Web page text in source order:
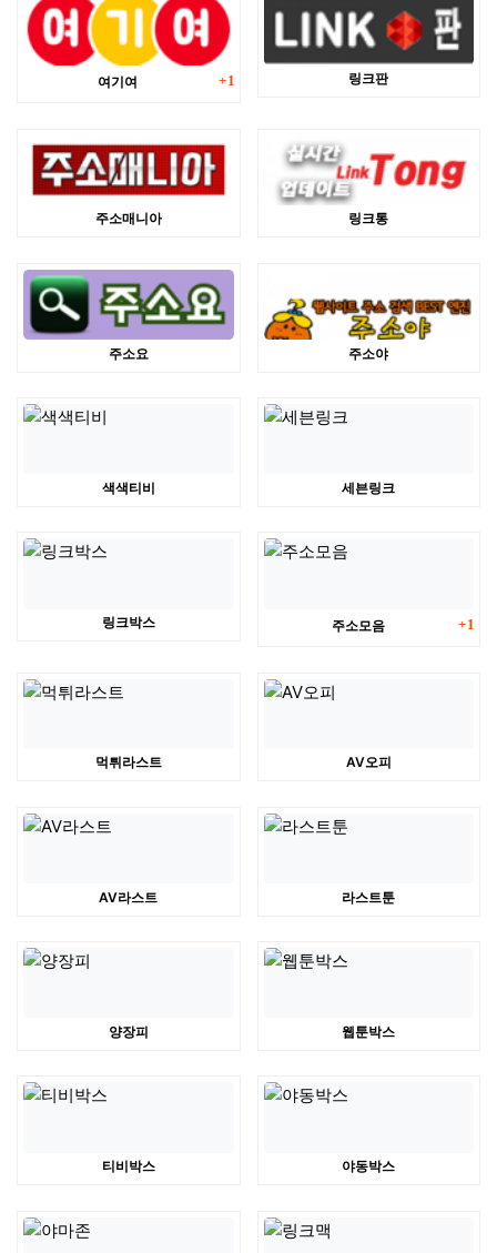
여기여 댓글
1 링크판
주소매니아 링크통
주소요 주소야
색색티비 세븐링크
링크박스 주소모음 댓글
1
먹튀라스트 AV오피
AV라스트 라스트툰
양장피 웹툰박스
티비박스 야동박스